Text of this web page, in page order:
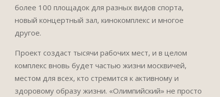
более 100 площадок для разных видов спорта,
новый концертный зал, кинокомплекс и многое
другое.
Проект создаст тысячи рабочих мест, и в целом
комплекс вновь будет частью жизни москвичей,
местом для всех, кто стремится к активному и
здоровому образу жизни. «Олимпийский» не просто